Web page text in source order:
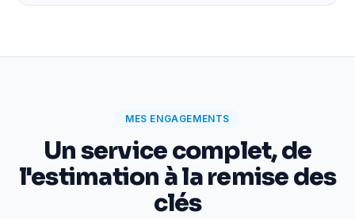
MES ENGAGEMENTS
Un service complet, de
l'estimation à la remise des
clés